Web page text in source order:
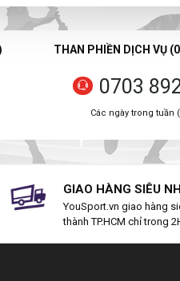
THAN PHIỀN DỊCH VỤ
0703
Các ngày trong tuần
GIAO HÀNG SIÊU
YouSport.vn giao hàng
thành TP.HCM chỉ trong